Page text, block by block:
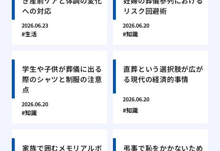
への対応
2026.06.23
生活
リスク回避術
2026.06.20
知識
学生や子供が葬儀に出る
際のシャツと制服の注意
点
2026.06.20
知識
直葬という選択肢が広が
る現代の経済的事情
2026.06.20
知識
家族で囲むメモリアルボ
弔事で恥をかかないため